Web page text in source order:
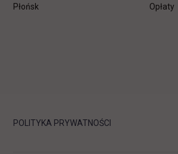
Płońsk Opłaty
POLITYKA PRYWATNOŚCI